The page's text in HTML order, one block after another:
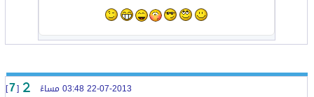
[
7
]